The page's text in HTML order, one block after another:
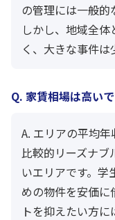
の管理には一般的
しかし、地域全
く、大きな事件は
Q. 家賃相場は高い
A. エリアの平均年
比較的リーズナブ
いエリアです。
めの物件を安価に
トを抑えたい方